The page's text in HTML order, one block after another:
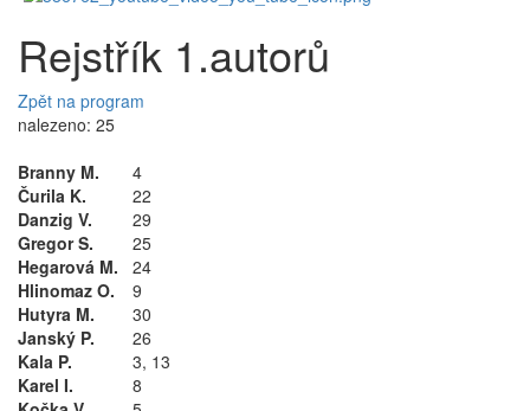
Rejstřík 1.autorů
Zpět na program
nalezeno: 25
Branny M.
4
Čurila K.
22
Danzig V.
29
Gregor S.
25
Hegarová M.
24
Hlinomaz O.
9
Hutyra M.
30
Janský P.
26
Kala P.
3, 13
Karel I.
8